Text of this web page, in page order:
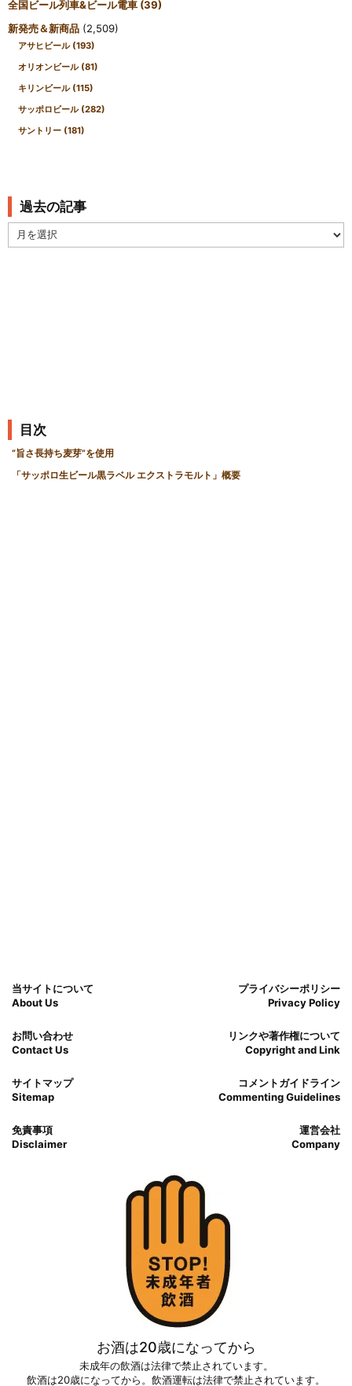
全国ビール列車&ビール電車 (39)
新発売＆新商品 (2,509)
アサヒビール (193)
オリオンビール (81)
キリンビール (115)
サッポロビール (282)
サントリー (181)
過去の記事
去
目次
“旨さ長持ち麦芽”を使用
「サッポロ生ビール黒ラベル エクストラモルト」概要
当サイトについて
About Us
プライバシーポリシー
Privacy Policy
お問い合わせ
Contact Us
リンクや著作権について
Copyright and Link
サイトマップ
Sitemap
コメントガイドライン
Commenting Guidelines
免責事項
Disclaimer
運営会社
Company
お酒は20歳になってから
未成年の飲酒は法律で禁止されています。
飲酒は20歳になってから。飲酒運転は法律で禁止されています。